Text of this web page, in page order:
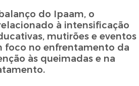
do Ipaam, o
à intensificação
mutirões e eventos
foco no enfrentamento da
às queimadas e na